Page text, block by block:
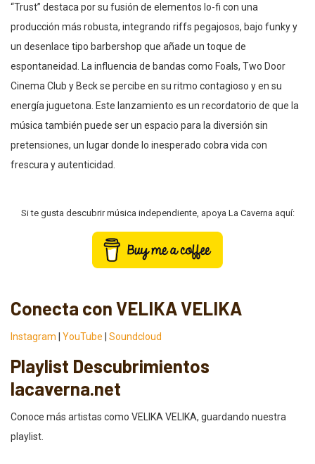
“Trust” destaca por su fusión de elementos lo-fi con una
producción más robusta, integrando riffs pegajosos, bajo funky y
un desenlace tipo barbershop que añade un toque de
espontaneidad. La influencia de bandas como Foals, Two Door
Cinema Club y Beck se percibe en su ritmo contagioso y en su
energía juguetona. Este lanzamiento es un recordatorio de que la
música también puede ser un espacio para la diversión sin
pretensiones, un lugar donde lo inesperado cobra vida con
frescura y autenticidad.
Si te gusta descubrir música independiente, apoya La Caverna aquí:
Conecta con VELIKA VELIKA
Instagram YouTube Soundcloud
Playlist Descubrimientos
lacaverna.net
Conoce más artistas como VELIKA VELIKA, guardando nuestra
playlist.